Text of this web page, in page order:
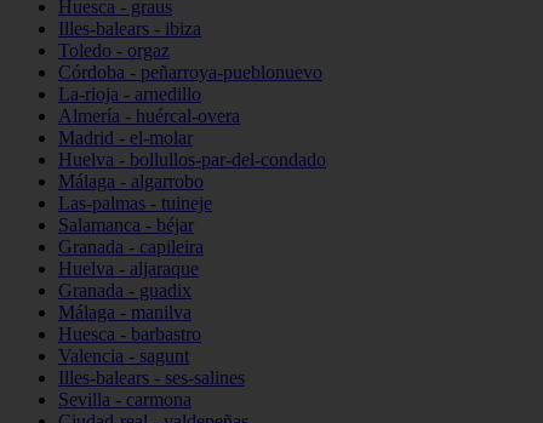
Huesca - graus
Illes-balears - ibiza
Toledo - orgaz
Córdoba - peñarroya-pueblonuevo
La-rioja - arnedillo
Almería - huércal-overa
Madrid - el-molar
Huelva - bollullos-par-del-condado
Málaga - algarrobo
Las-palmas - tuineje
Salamanca - béjar
Granada - capileira
Huelva - aljaraque
Granada - guadix
Málaga - manilva
Huesca - barbastro
Valencia - sagunt
Illes-balears - ses-salines
Sevilla - carmona